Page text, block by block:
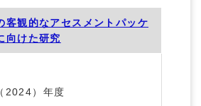
客観的なアセスメントパッケ
向けた研究
2024）年度